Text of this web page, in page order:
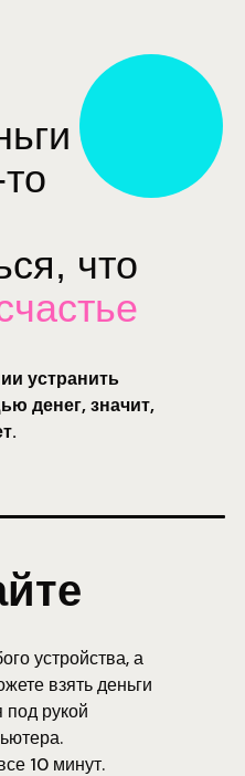
что
устранить
денег, значит,
устройства, а
взять деньги
под рукой
10 минут.